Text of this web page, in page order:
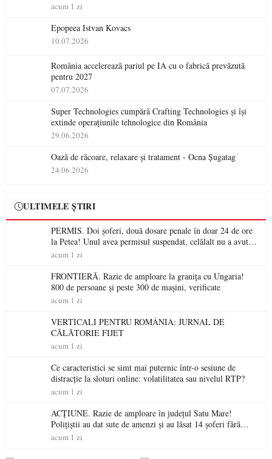
acum 1 zi
Epopeea Istvan Kovacs
10.07.2026
România accelerează pariul pe IA cu o fabrică prevăzută
pentru 2027
07.07.2026
Super Technologies cumpără Crafting Technologies și își
extinde operațiunile tehnologice din România
29.06.2026
Oază de răcoare, relaxare și tratament - Ocna Șugatag
24.06.2026
ULTIMELE ȘTIRI
PERMIS. Doi șoferi, două dosare penale în doar 24 de ore
la Petea! Unul avea permisul suspendat, celălalt nu a avut
niciodată permis
acum 1 zi
FRONTIERĂ. Razie de amploare la granița cu Ungaria!
800 de persoane și peste 300 de mașini, verificate
acum 1 zi
VERTICALI PENTRU ROMÂNIA: JURNAL DE
CĂLĂTORIE FIJET
acum 1 zi
Ce caracteristici se simt mai puternic într-o sesiune de
distracție la sloturi online: volatilitatea sau nivelul RTP?
acum 1 zi
ACȚIUNE. Razie de amploare în județul Satu Mare!
Polițiștii au dat sute de amenzi și au lăsat 14 șoferi fără
permis într-o singură zi
acum 1 zi